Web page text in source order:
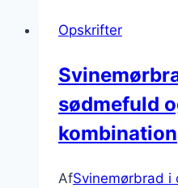
Opskrifter
sødmefuld
kombination
AfSvinemørbrad i